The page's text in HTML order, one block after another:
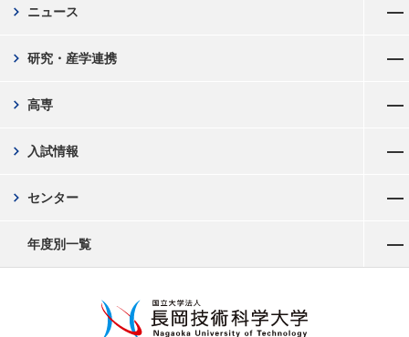
ニュース
chevron_right
研究・産学連携
chevron_right
高専
chevron_right
入試情報
chevron_right
センター
chevron_right
年度別一覧